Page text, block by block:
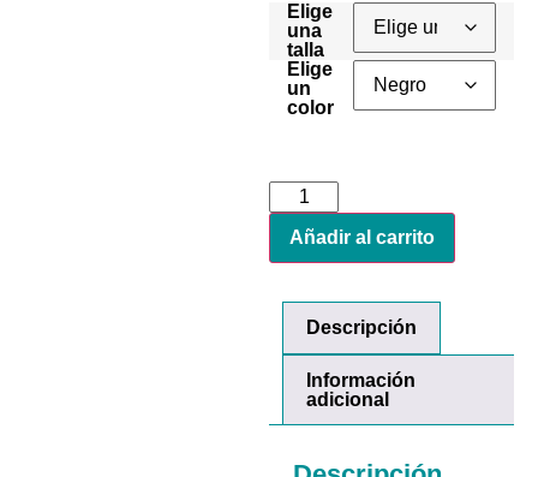
Elige
una
talla
Elige
un
color
Añadir al carrito
Descripción
Información
adicional